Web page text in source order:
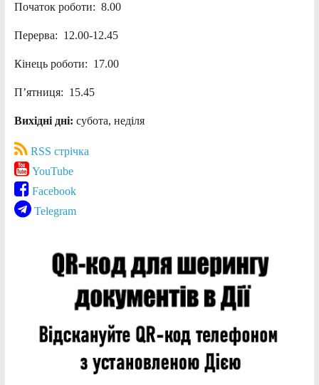
Початок роботи: 8.00
Перерва: 12.00-12.45
Кінець роботи: 17.00
П’ятниця: 15.45
Вихідні дні: субота, неділя
RSS стрічка
YouTube
Facebook
Telegram